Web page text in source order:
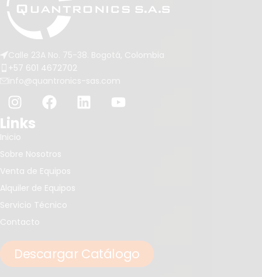
Calle 23A No. 75-38. Bogotá, Colombia
+57 601 4672702
info@quantronics-sas.com
Links
Inicio
Sobre Nosotros
Venta de Equipos
Alquiler de Equipos
Servicio Técnico
Contacto
Descargar Catálogo